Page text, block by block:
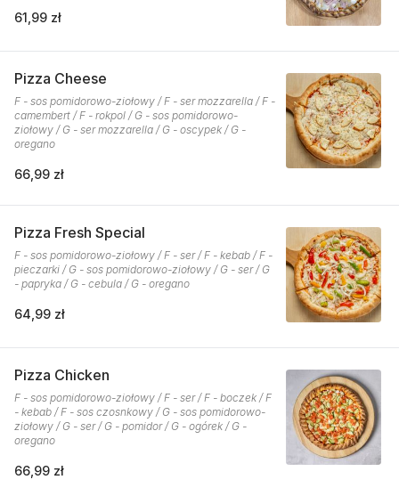
61,99 zł
Pizza Cheese
F - sos pomidorowo-ziołowy / F - ser mozzarella / F -
camembert / F - rokpol / G - sos pomidorowo-
ziołowy / G - ser mozzarella / G - oscypek / G -
oregano
66,99 zł
Pizza Fresh Special
F - sos pomidorowo-ziołowy / F - ser / F - kebab / F -
pieczarki / G - sos pomidorowo-ziołowy / G - ser / G
- papryka / G - cebula / G - oregano
64,99 zł
Pizza Chicken
F - sos pomidorowo-ziołowy / F - ser / F - boczek / F
- kebab / F - sos czosnkowy / G - sos pomidorowo-
ziołowy / G - ser / G - pomidor / G - ogórek / G -
oregano
66,99 zł